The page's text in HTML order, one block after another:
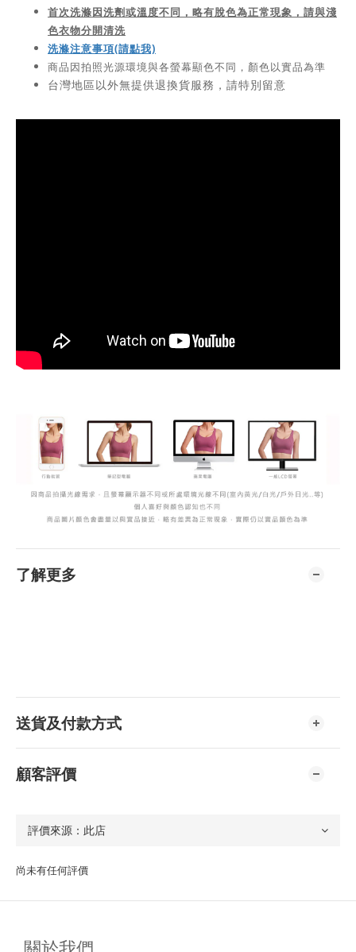
首次洗滌因洗劑或溫度不同，略有脫色為正常現象，請與淺
色衣物分開清洗
洗滌注意事項(請點我)
商品因拍照光源環境與各螢幕顯色不同，顏色以實品為準
台灣地區以外無提供退換貨服務，請特別留意
了解更多
送貨及付款方式
顧客評價
尚未有任何評價